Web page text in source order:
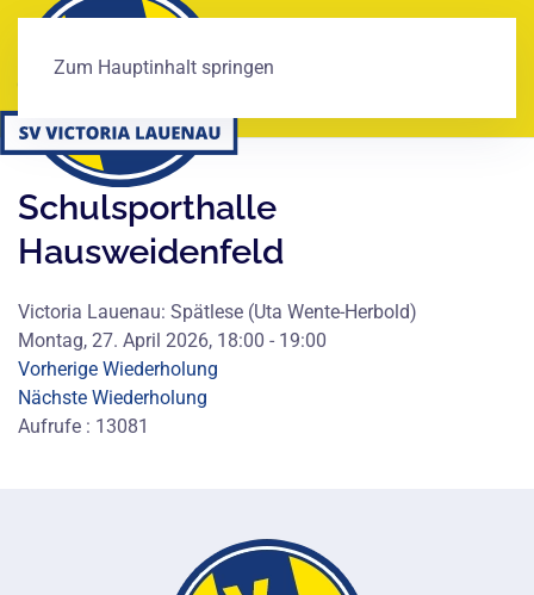
Zum Hauptinhalt springen
Schulsporthalle
Hausweidenfeld
Victoria Lauenau: Spätlese (Uta Wente-Herbold)
Montag, 27. April 2026, 18:00 - 19:00
Vorherige Wiederholung
Nächste Wiederholung
Aufrufe : 13081